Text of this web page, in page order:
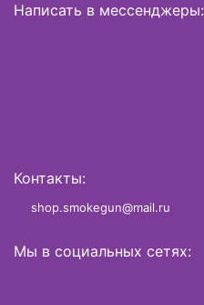
Написать в мессенджеры:
Контакты:
shop.smokegun@mail.ru
Мы в социальных сетях: